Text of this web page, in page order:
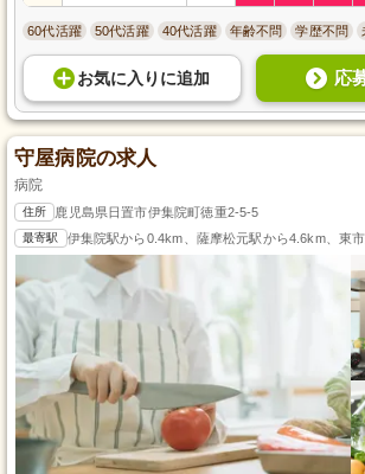
60代活躍 50代活躍 40代活躍 年齢不問 学歴不問
お気に入り に追加 応
守屋病院の求人
病院
住所 鹿児島県日置市伊集院町徳重2-5-5
最寄駅 伊集院駅から0.4km、薩摩松元駅から4.6km、東